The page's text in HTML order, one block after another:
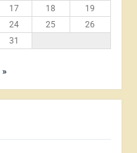
17 18
19
24 25
26
31